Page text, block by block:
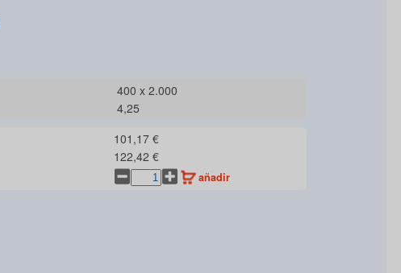
400 x 2.000
4,25
101,17 €
122,42 €
añadir